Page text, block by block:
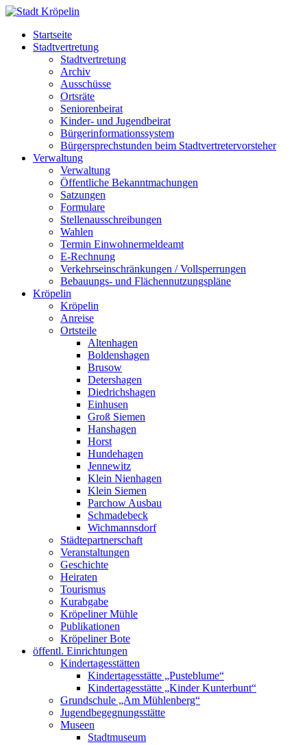
Startseite
Stadtvertretung
Stadtvertretung
Archiv
Ausschüsse
Ortsräte
Seniorenbeirat
Kinder- und Jugendbeirat
Bürgerinformationssystem
Bürgersprechstunden beim Stadtvertretervorsteher
Verwaltung
Verwaltung
Öffentliche Bekanntmachungen
Satzungen
Formulare
Stellenausschreibungen
Wahlen
Termin Einwohnermeldeamt
E-Rechnung
Verkehrseinschränkungen / Vollsperrungen
Bebauungs- und Flächennutzungspläne
Kröpelin
Kröpelin
Anreise
Ortsteile
Altenhagen
Boldenshagen
Brusow
Detershagen
Diedrichshagen
Einhusen
Groß Siemen
Hanshagen
Horst
Hundehagen
Jennewitz
Klein Nienhagen
Klein Siemen
Parchow Ausbau
Schmadebeck
Wichmannsdorf
Städtepartnerschaft
Veranstaltungen
Geschichte
Heiraten
Tourismus
Kurabgabe
Kröpeliner Mühle
Publikationen
Kröpeliner Bote
öffentl. Einrichtungen
Kindertagesstätten
Kindertagesstätte „Pusteblume“
Kindertagesstätte „Kinder Kunterbunt“
Grundschule „Am Mühlenberg“
Jugendbegegnungsstätte
Museen
Stadtmuseum